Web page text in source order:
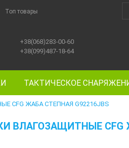
Топ товары
+38(068)283-00-60
+38(099)487-18-64
ТАКТИЧЕСКОЕ
CFG ЖАБА СТЕПНАЯ G92216JBS
ВЛАГОЗАЩИТНЫЕ